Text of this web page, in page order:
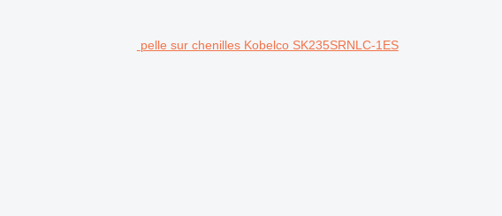
pelle sur chenilles Kobelco SK235SRNLC-1ES